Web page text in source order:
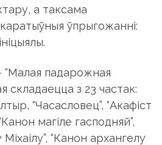
а таксама
ўпрыгожанні:
“Малая падарожная
складаецца з 23 частак:
“Часасловец”, “Акафіст
магіле гасподняй”,
“Канон архангелу